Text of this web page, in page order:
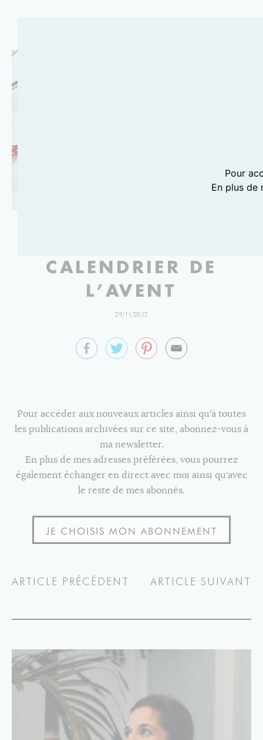
CALENDRIER DE
L’AVENT
29/11/2012
Pour accéder aux nouveaux articles ainsi qu'à toutes
les publications archivées sur ce site, abonnez-vous à
ma newsletter.
En plus de mes adresses préférées, vous pourrez
également échanger en direct avec moi ainsi qu'avec
le reste de mes abonnés.
JE CHOISIS MON ABONNEMENT
Pour
En plus de
ARTICLE PRÉCÉDENT ARTICLE SUIVANT